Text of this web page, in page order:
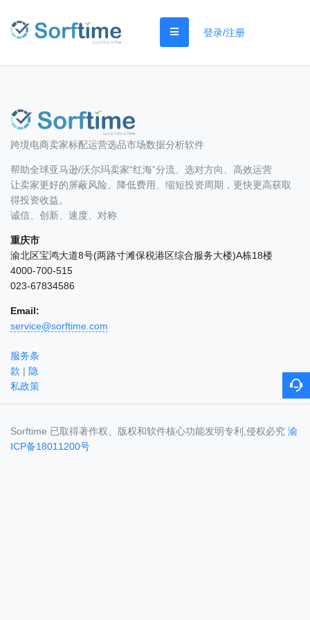
登录/注册
跨境电商卖家标配运营选品市场数据分析软件
帮助全球亚马逊/沃尔玛卖家“红海”分流、选对方向、高效运营
让卖家更好的屏蔽风险、降低费用、缩短投资周期，更快更高获取
得投资收益。
诚信、创新、速度、对称
重庆市
渝北区宝鸿大道8号(两路寸滩保税港区综合服务大楼)A栋18楼
4000-700-515
023-67834586
Email:
service@sorftime.com
服务条
款 | 隐
私政策
Sorftime 已取得著作权、版权和软件核心功能发明专利,侵权必究 渝
ICP备18011200号